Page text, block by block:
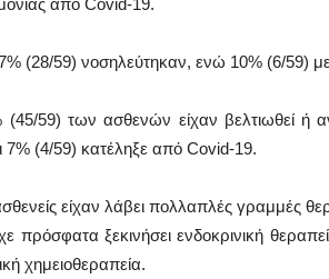
από Covid-19.
(28/59) νοσηλεύτηκαν, ενώ 10% (6/59)
(45/59) των ασθενών είχαν βελτιωθεί ή
(4/59) κατέληξε από Covid-19.
είχαν λάβει πολλαπλές γραμμές
πρόσφατα ξεκινήσει ενδοκρινική
χημειοθεραπεία.